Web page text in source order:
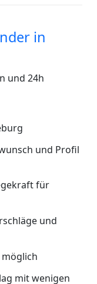
in
und 24h
und Profil
für
und
mit wenigen